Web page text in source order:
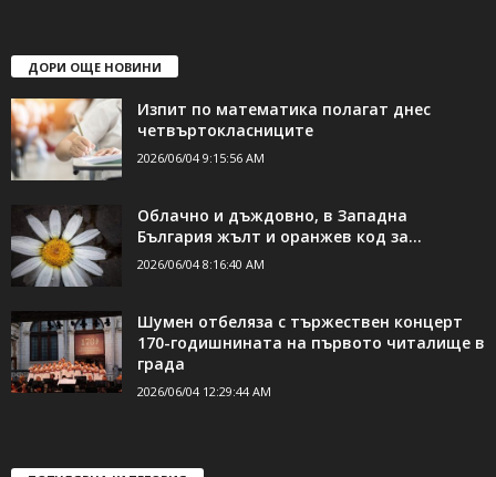
ДОРИ ОЩЕ НОВИНИ
Изпит по математика полагат днес
четвъртокласниците
2026/06/04 9:15:56 AM
Облачно и дъждовно, в Западна
България жълт и оранжев код за...
2026/06/04 8:16:40 AM
Шумен отбеляза с тържествен концерт
170-годишнината на първото читалище в
града
2026/06/04 12:29:44 AM